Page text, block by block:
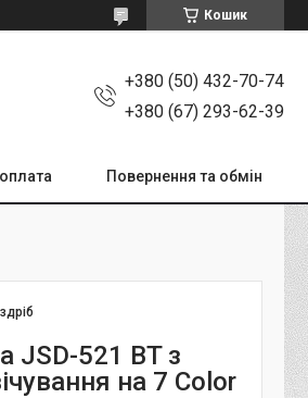
Кошик
+380 (50) 432-70-74
+380 (67) 293-62-39
Повернення та обмін
JSD-521 BT з
на 7 Color